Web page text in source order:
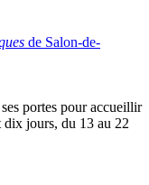
de Salon-de-
portes pour accueillir
dix jours, du 13 au 22